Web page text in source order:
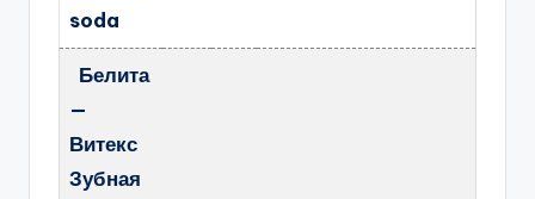
soda
Белита
—
Витекс
Зубная